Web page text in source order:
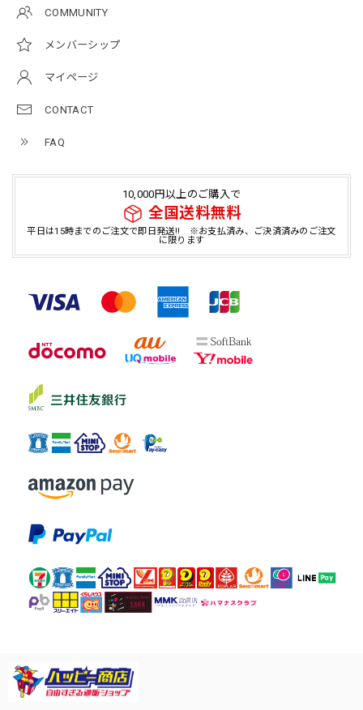
COMMUNITY
メンバーシップ
マイページ
CONTACT
FAQ
10,000円以上のご購入で
全国送料無料
平日は15時までのご注文で即日発送!! ※お支払済み、ご決済済みのご注文
に限ります